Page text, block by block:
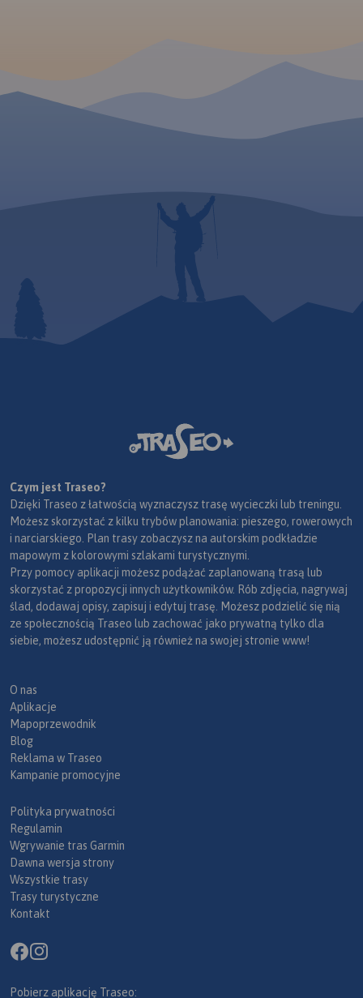
Czym jest Traseo?
Dzięki Traseo z łatwością wyznaczysz trasę wycieczki lub treningu.
Możesz skorzystać z kilku trybów planowania: pieszego, rowerowych
i narciarskiego. Plan trasy zobaczysz na autorskim podkładzie
mapowym z kolorowymi szlakami turystycznymi.
Przy pomocy aplikacji możesz podążać zaplanowaną trasą lub
skorzystać z propozycji innych użytkowników. Rób zdjęcia, nagrywaj
ślad, dodawaj opisy, zapisuj i edytuj trasę. Możesz podzielić się nią
ze społecznością Traseo lub zachować jako prywatną tylko dla
siebie, możesz udostępnić ją również na swojej stronie www!
O nas
Aplikacje
Mapoprzewodnik
Blog
Reklama w Traseo
Kampanie promocyjne
Polityka prywatności
Regulamin
Wgrywanie tras Garmin
Dawna wersja strony
Wszystkie trasy
Trasy turystyczne
Kontakt
Pobierz aplikację Traseo: